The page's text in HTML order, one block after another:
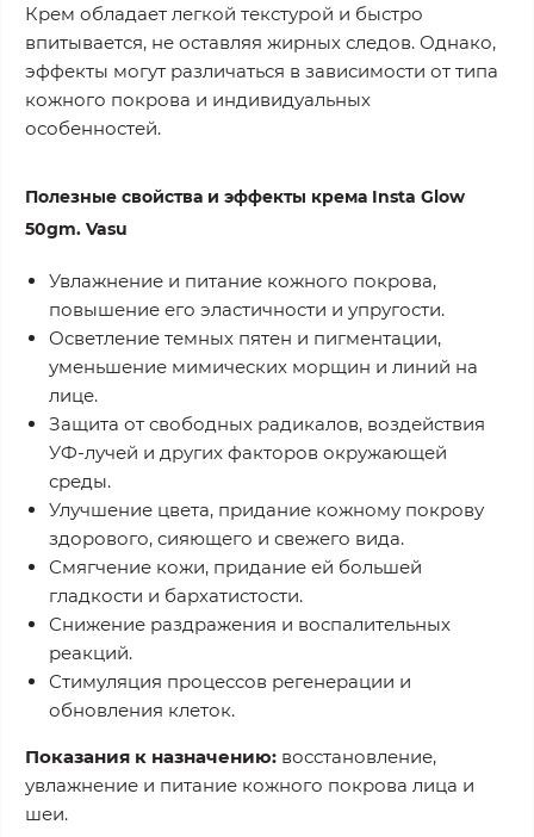
Крем обладает легкой текстурой и быстро
впитывается, не оставляя жирных следов. Однако,
эффекты могут различаться в зависимости от типа
кожного покрова и индивидуальных
особенностей.
Полезные свойства и эффекты крема Insta Glow
50gm. Vasu
Увлажнение и питание кожного покрова,
повышение его эластичности и упругости.
Осветление темных пятен и пигментации,
уменьшение мимических морщин и линий на
лице.
Защита от свободных радикалов, воздействия
УФ-лучей и других факторов окружающей
среды.
Улучшение цвета, придание кожному покрову
здорового, сияющего и свежего вида.
Смягчение кожи, придание ей большей
гладкости и бархатистости.
Снижение раздражения и воспалительных
реакций.
Стимуляция процессов регенерации и
обновления клеток.
Показания к назначению: восстановление,
увлажнение и питание кожного покрова лица и
шеи.